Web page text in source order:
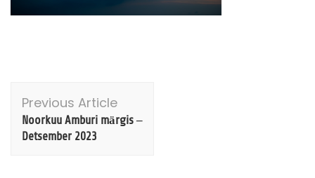
Post
Navigation
Previous Article
Noorkuu Amburi märgis –
Detsember 2023